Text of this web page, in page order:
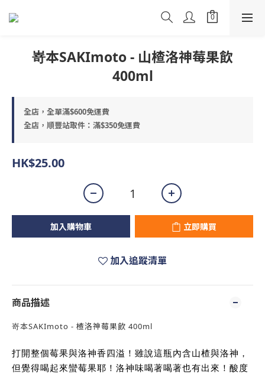
嵜本SAKImoto - 山楂洛神莓果飲
400ml
全店，全單滿$600免運費
全店，順豐站取件：滿$350免運費
HK$25.00
加入購物車 立即購買
加入追蹤清單
商品描述
嵜本SAKImoto - 楂洛神莓果飲 400ml
打開整個莓果與洛神香四溢！雖說這瓶內含山楂與洛神，
但覺得喝起來蠻莓果耶！洛神味喝著喝著也有出來！酸度